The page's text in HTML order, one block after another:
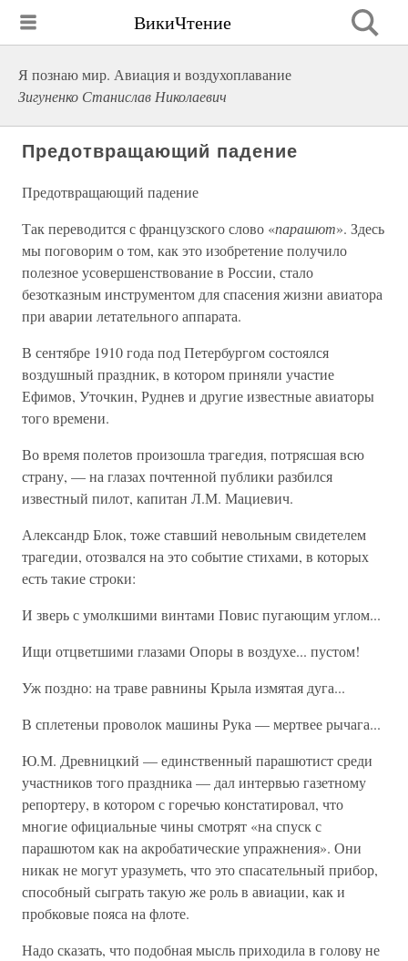
ВикиЧтение
Я познаю мир. Авиация и воздухоплавание
Зигуненко Станислав Николаевич
Предотвращающий падение
Предотвращающий падение
Так переводится с французского слово «парашют». Здесь
мы поговорим о том, как это изобретение получило
полезное усовершенствование в России, стало
безотказным инструментом для спасения жизни авиатора
при аварии летательного аппарата.
В сентябре 1910 года под Петербургом состоялся
воздушный праздник, в котором приняли участие
Ефимов, Уточкин, Руднев и другие известные авиаторы
того времени.
Во время полетов произошла трагедия, потрясшая всю
страну, — на глазах почтенной публики разбился
известный пилот, капитан Л.М. Мациевич.
Александр Блок, тоже ставший невольным свидетелем
трагедии, отозвался на это событие стихами, в которых
есть такие строки:
И зверь с умолкшими винтами Повис пугающим углом...
Ищи отцветшими глазами Опоры в воздухе... пустом!
Уж поздно: на траве равнины Крыла измятая дуга...
В сплетеньи проволок машины Рука — мертвее рычага...
Ю.М. Древницкий — единственный парашютист среди
участников того праздника — дал интервью газетному
репортеру, в котором с горечью констатировал, что
многие официальные чины смотрят «на спуск с
парашютом как на акробатические упражнения». Они
никак не могут уразуметь, что это спасательный прибор,
способный сыграть такую же роль в авиации, как и
пробковые пояса на флоте.
Надо сказать, что подобная мысль приходила в голову не